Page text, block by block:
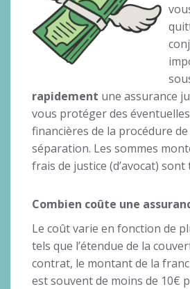
rapidement une assurance
vous protéger des
financières de la procédure
séparation. Les sommes
frais de justice (d’avocat) sont
Combien coûte une
Le coût varie en fonction de
tels que l’étendue de la
contrat, le montant de la
est souvent de moins de 10€